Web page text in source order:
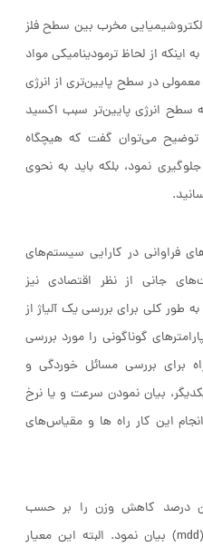
مخرب بین سطح فلز
از لحاظ ترمودینامیکی مواد
در سطح پایین‌تری از انرژی
به سطح انرژی پایین‌تر سبب اکسید
توضیح می‌توان گفت که هیچگاه
نمود، بلکه باید به نحوی
فراوانی در کارایی سیستم‌های
جانی از نظر اقتصادی نیز
طور کلی برای بررسی یک آلیاژ از
گوناگونی را مورد بررسی
برای بررسی مسائل خوردگی ‌و
بیان نمودن سرعت و یا نرخ
این کار راه ها و مقیاس‌های
درصد کاهش وزن را بر حسب
میلیگرم بر سانتیمتر مربع بر روز (mdd) بیان نمود. البته این معیار